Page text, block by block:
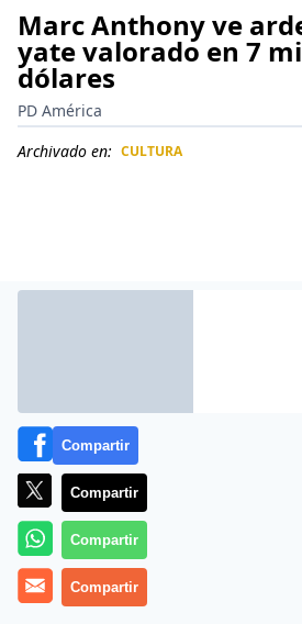
Marc Anthony ve
yate valorado en 7
dólares
PD América
Archivado en: CULTURA
Más información
Compartir
Compartir
Compartir
Compartir